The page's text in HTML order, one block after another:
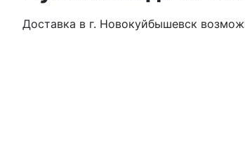
Доставка в г. Новокуйбышевск